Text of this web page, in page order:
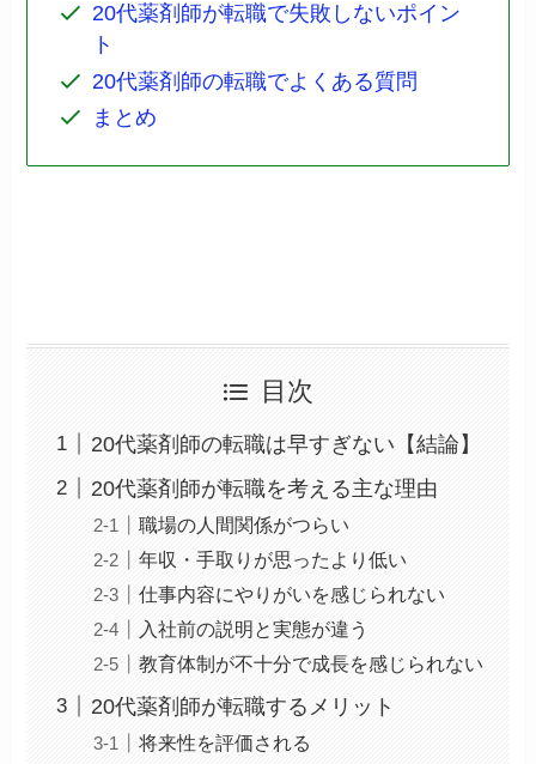
20代薬剤師が転職で失敗しないポイン
ト
20代薬剤師の転職でよくある質問
まとめ
目次
20代薬剤師の転職は早すぎない【結論】
20代薬剤師が転職を考える主な理由
職場の人間関係がつらい
年収・手取りが思ったより低い
仕事内容にやりがいを感じられない
入社前の説明と実態が違う
教育体制が不十分で成長を感じられない
20代薬剤師が転職するメリット
将来性を評価される